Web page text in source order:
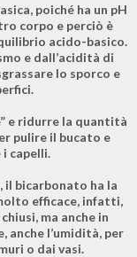
poiché ha un pH
corpo e perciò è
acido-basico.
e dall’acidità di
lo sporco e
e ridurre la quantità
pulire il bucato e
i capelli.
il bicarbonato ha la
efficace, infatti,
ma anche in
anche l’umidità, per
o dai vasi.